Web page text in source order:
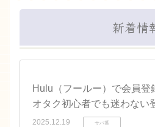
新着情
Hulu（フールー）で会員登
オタク初心者でも迷わない
2025.12.19 サバ番